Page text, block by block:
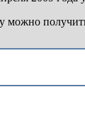
можно